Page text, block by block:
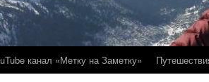
канал «Метку на Заметку»